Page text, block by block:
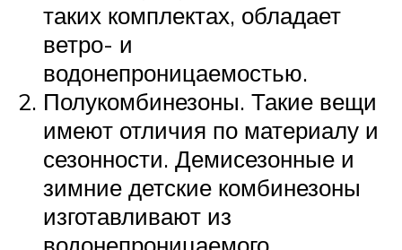
таких комплектах, обладает
ветро- и
водонепроницаемостью.
Полукомбинезоны. Такие вещи
имеют отличия по материалу и
сезонности. Демисезонные и
зимние детские комбинезоны
изготавливают из